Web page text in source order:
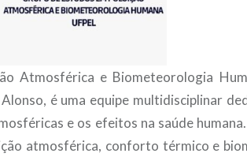
Atmosférica e Biometeorologia
é uma equipe multidisciplinar
e os efeitos na saúde
atmosférica, conforto térmico e